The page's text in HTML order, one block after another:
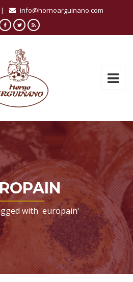
| info@hornoarguinano.com
with 'europain'